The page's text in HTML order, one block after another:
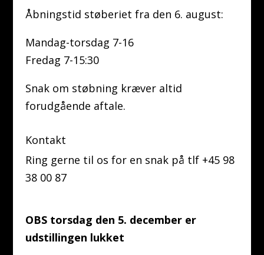
Åbningstid støberiet fra den 6. august:
Mandag-torsdag 7-16
Fredag 7-15:30
Snak om støbning kræver altid
forudgående aftale.
Kontakt
Ring gerne til os for en snak på tlf +45 98
38 00 87
OBS torsdag den 5. december er
udstillingen lukket